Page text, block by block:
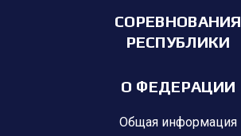
СОРЕВНОВАНИЯ
РЕСПУБЛИКИ
О ФЕДЕРАЦИИ
Общая информация